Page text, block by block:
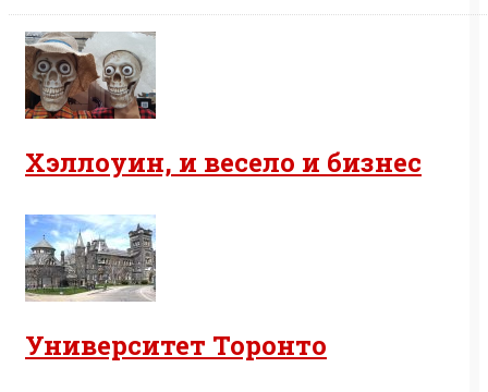
Хэллоуин, и весело и бизнес
Университет Торонто